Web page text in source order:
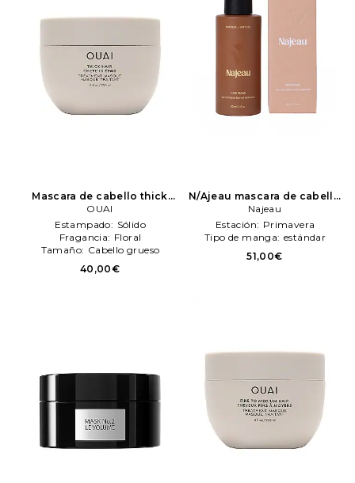
Mascara de cabello thick
hair en color belleza: N/A
OUAI
OUAI
Estampado: Sólido
Fragancia: Floral
Tamaño: Cabello grueso
40,00€
N/Ajeau mascara de cabello
en color belleza: N/A
Najeau
Estación: Primavera
Tipo de manga: estándar
51,00€